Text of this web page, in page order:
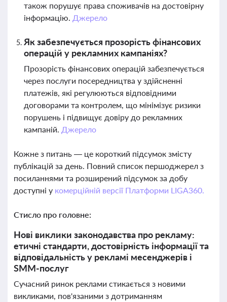
також порушує права споживачів на достовірну
інформацію. Джерело
Як забезпечується прозорість фінансових
операцій у рекламних кампаніях?
Прозорість фінансових операцій забезпечується
через послуги посередництва у здійсненні
платежів, які регулюються відповідними
договорами та контролем, що мінімізує ризики
порушень і підвищує довіру до рекламних
кампаній. Джерело
Кожне з питань — це короткий підсумок змісту
публікацій за день. Повний список першоджерел з
посиланнями та розширений підсумок за добу
доступні у комерційній версії Платформи LIGA360.
Стисло про головне:
Нові виклики законодавства про рекламу:
етичні стандарти, достовірність інформації та
відповідальність у рекламі месенджерів і
SMM-послуг
Сучасний ринок реклами стикається з новими
викликами, пов'язаними з дотриманням